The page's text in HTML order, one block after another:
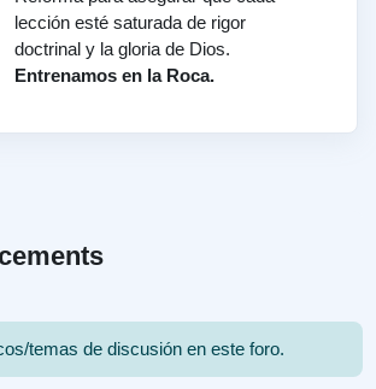
lección esté saturada de rigor
doctrinal y la gloria de Dios.
Entrenamos en la Roca.
temas de discusión en este foro.